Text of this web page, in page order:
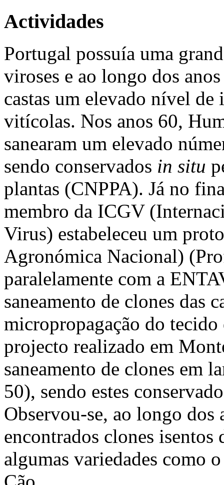
Actividades
Portugal possuía uma
viroses e ao longo dos
castas um elevado nível de
vitícolas. Nos anos 60,
sanearam um elevado
sendo conservados in situ
plantas (CNPPA). Já no
membro da ICGV
Virus) estabeleceu um
Agronómica Nacional)
paralelamente com a
saneamento de clones das
micropropagação do
projecto realizado em
saneamento de clones em
50), sendo estes
Observou‑se, ao longo
encontrados clones isentos
algumas variedades como